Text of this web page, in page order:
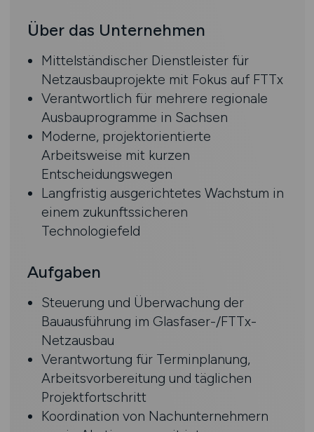
Über das Unternehmen
Mittelständischer Dienstleister für
Netzausbauprojekte mit Fokus auf FTTx
Verantwortlich für mehrere regionale
Ausbauprogramme in Sachsen
Moderne, projektorientierte
Arbeitsweise mit kurzen
Entscheidungswegen
Langfristig ausgerichtetes Wachstum in
einem zukunftssicheren
Technologiefeld
Aufgaben
Steuerung und Überwachung der
Bauausführung im Glasfaser-/FTTx-
Netzausbau
Verantwortung für Terminplanung,
Arbeitsvorbereitung und täglichen
Projektfortschritt
Koordination von Nachunternehmern